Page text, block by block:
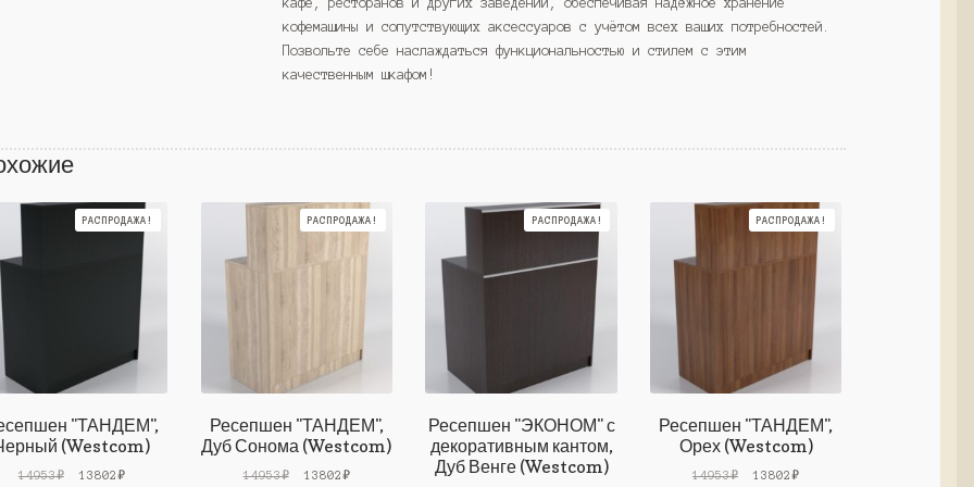
кафе, ресторанов и других заведений, обеспечивая надёжное хранение
кофемашины и сопутствующих аксессуаров с учётом всех ваших потребностей.
Позвольте себе наслаждаться функциональностью и стилем с этим
качественным шкафом!
"ТАНДЕМ",
(Westcom)
РАСПРОДАЖА!
14953₽
Первоначальная
13802₽Текущая
Ресепшен "ТАНДЕМ",
Дуб Сонома (Westcom)
РАСПРОДАЖА!
14953₽
Первоначальная
13802₽Текущая
Ресепшен "ЭКОНОМ" с
декоративным кантом,
Дуб Венге (Westcom)
РАСПРОДАЖА!
Ресепшен "ТАНДЕМ",
Орех (Westcom)
РАСПРОДАЖА!
14953₽
Первоначальная
13802₽Текущая